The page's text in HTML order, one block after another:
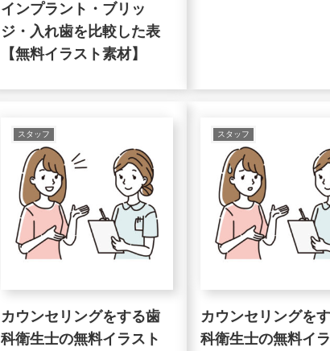
インプラント・ブリッ
ジ・入れ歯を比較した表
【無料イラスト素材】
スタッフ
カウンセリングをする歯
科衛生士の無料イラスト
スタッフ
カウンセリングを
科衛生士の無料イ